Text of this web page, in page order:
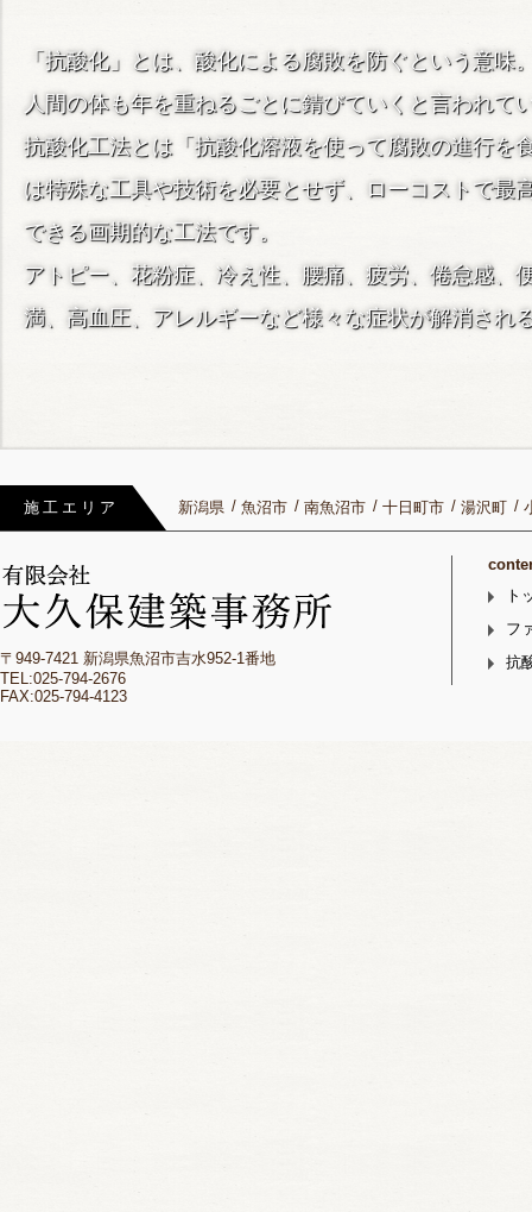
「抗酸化」とは、酸化による腐敗を防ぐという意味
人間の体も年を重ねるごとに錆びていくと言われて
抗酸化工法とは「抗酸化溶液を使って腐敗の進行を
は特殊な工具や技術を必要とせず、ローコストで最
できる画期的な工法です。
アトピー、花粉症、冷え性、腰痛、疲労、倦怠感、
満、高血圧、アレルギーなど様々な症状が解消され
施工エリア 新潟県 魚沼市 南魚沼市 十日町市 湯沢町
〒949-7421 新潟県魚沼市吉水952-1番地
TEL:025-794-2676
FAX:025-794-4123
ト
フ
抗